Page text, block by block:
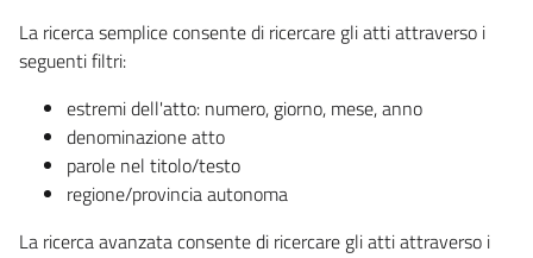
La ricerca semplice consente di ricercare gli atti attraverso i
seguenti filtri:
estremi dell'atto: numero, giorno, mese, anno
denominazione atto
parole nel titolo/testo
regione/provincia autonoma
La ricerca avanzata consente di ricercare gli atti attraverso i